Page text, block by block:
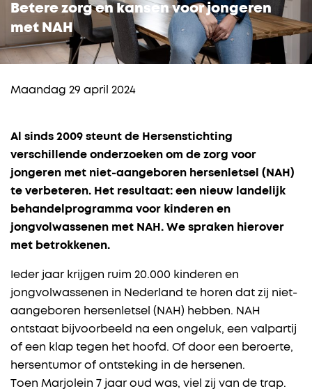
Betere zorg en kansen voor jongeren
met NAH
Maandag 29 april 2024
Al sinds 2009 steunt de Hersenstichting
verschillende onderzoeken om de zorg voor
jongeren met niet-aangeboren hersenletsel (NAH)
te verbeteren. Het resultaat: een nieuw landelijk
behandelprogramma voor kinderen en
jongvolwassenen met NAH. We spraken hierover
met betrokkenen.
Ieder jaar krijgen ruim 20.000 kinderen en
jongvolwassenen in Nederland te horen dat zij niet-
aangeboren hersenletsel (NAH) hebben. NAH
ontstaat bijvoorbeeld na een ongeluk, een valpartij
of een klap tegen het hoofd. Of door een beroerte,
hersentumor of ontsteking in de hersenen.
Toen Marjolein 7 jaar oud was, viel zij van de trap.